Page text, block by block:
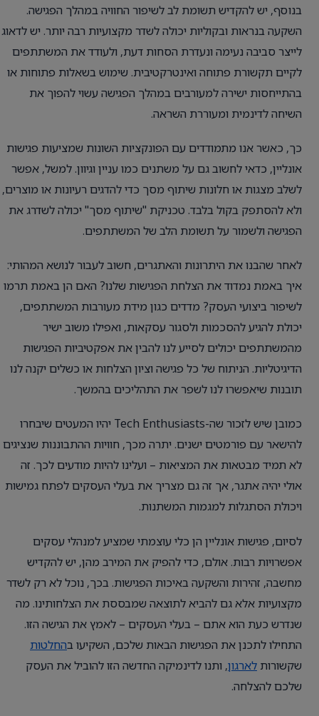
בנוסף, יש להקדיש תשומת לב לשיפור החוויה במהלך הפגישה.
השקעה בנראות ובקוליות יכולה לשדר מקצועיות רבה יותר. יש לדאוג
לייצר סביבה נעימה ונעדרת הסחות דעת, ולעודד את המשתתפים
לקיים תקשורת פתוחה ואינטרקטיבית. שימוש בשאלות פתוחות או
בהתייחסות ישירה למעורבים במהלך הפגישה עשוי להפוך את
השיחה לדינמית ומעוררת השראה.
כך, כאשר אנו מתמודדים עם הפונקציות השונות שמציעות פגישות
אונליין, כדאי לחשוב גם על משתנים כמו עניין וגיוון. למשל, אפשר
לשלב מצגות או חלונות שיתוף מסך כדי להדגים רעיונות או מוצרים,
ולא להסתפק בקול בלבד. טכניקת "שיתוף מסך" יכולה לשדרג את
הפגישה ולשמור על תשומת הלב של המשתתפים.
לאחר שהבנו את היתרונות והאתגרים, חשוב לעבור לנושא המהותי:
איך באמת נמדוד את הצלחת הפגישות שלנו? האם הן באמת תרמו
לשיפור ביצועי העסק? מדדים כגון מידת מעורבות המשתתפים,
יכולת להגיע להסכמות ולסגור עסקאות, ואפילו משוב ישיר
מהמשתתפים יכולים לסייע לנו להבין את אפקטיביות הפגישות
הדיגיטליות. הניתוח של כל פגישה וציון הצלחות או כשלים יקנה לנו
תובנות שיאפשרו לנו לשפר את התהליכים בהמשך.
כמובן שיש לזכור שה-Tech Enthusiasts יהיו המעטים שיבחרו
להישאר עם פורמטים ישנים. יתרה מכך, חוויות ההתבוננות שנציגים
לא תמיד מבטאות את המציאות – ועלינו להיות מודעים לכך. זה
אולי יהיה אתגר, אך זה גם מצריך את בעלי העסקים לפתח גמישות
ויכולת הסתגלות למגמות המשתנות.
לסיום, פגישות אונליין הן כלי עוצמתי שמציע למנהלי עסקים
אפשרויות רבות. אולם, כדי להפיק את המירב מהן, יש להקדיש
מחשבה, זהירות והשקעה באיכות הפגישות. בכך, נוכל לא רק לשדר
מקצועיות אלא גם להביא לתוצאה שמבססת את הצלחותינו. מה
שנדרש כעת הוא אתם – בעלי העסקים – לאמץ את הגישה הזו.
התחילו לתכנן את הפגישות הבאות שלכם, השקיעו בהחלטות
שקשורות לארגון, ותנו לדינמיקה החדשה הזו להוביל את העסק
שלכם להצלחה.